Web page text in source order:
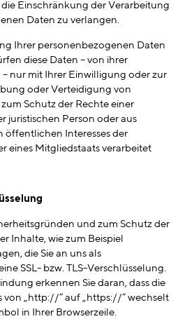
die Einschränkung der Verarbeitung
Daten zu verlangen.
Ihrer personenbezogenen Daten
diese Daten – von ihrer
nur mit Ihrer Einwilligung oder zur
oder Verteidigung von
Schutz der Rechte einer
juristischen Person oder aus
öffentlichen Interesses der
eines Mitgliedstaats verarbeitet
und zum Schutz der
Inhalte, wie zum Beispiel
die Sie an uns als
SSL- bzw. TLS-Verschlüsselung.
erkennen Sie daran, dass die
von „http://“ auf „https://“ wechselt
in Ihrer Browserzeile.